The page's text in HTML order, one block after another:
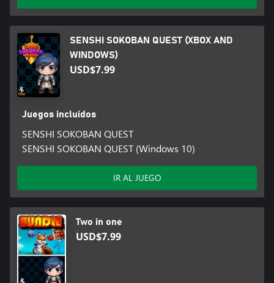
SENSHI SOKOBAN QUEST (XBOX AND
WINDOWS)
USD$7.99
Juegos incluidos
SENSHI SOKOBAN QUEST
SENSHI SOKOBAN QUEST (Windows 10)
IR AL JUEGO
Two in one
USD$7.99